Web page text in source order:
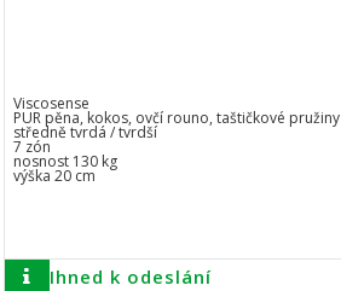
Viscosense
PUR pěna, kokos, ovčí rouno, taštičkové pružiny
středně tvrdá / tvrdší
7 zón
nosnost 130 kg
výška 20 cm
Ihned k odeslání